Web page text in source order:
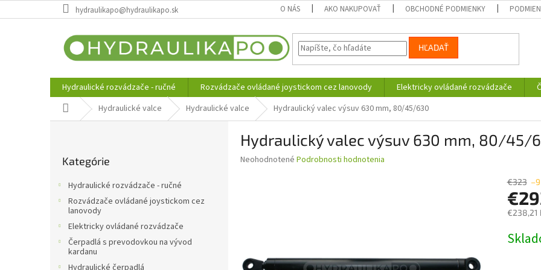
na
hydraulikapo@hydraulikapo.sk O NÁS AKO NAKUPOVAŤ OBCHODNÉ PODMIENKY
HĽADAŤ
Hydraulické rozvádzače - ručné Rozvádzače ovládané joystickom cez lanovody Elektricky ovládané rozvádzače
DomovHydraulické valce Hydraulické valce Hydraulický valec výsuv 630 mm, 80/45/630
kategórie
Kategórie
Hydraulické rozvádzače - ručné
Rozvádzače ovládané joystickom cez
lanovody
Elektricky ovládané rozvádzače
Čerpadlá s prevodovkou na vývod
kardanu
Hydraulické čerpadlá
Hydraulický valec výsuv 630 mm, 80/45/
Priemerné
Neohodnotené Podrobnosti hodnotenia
€323
€238,21
cena: